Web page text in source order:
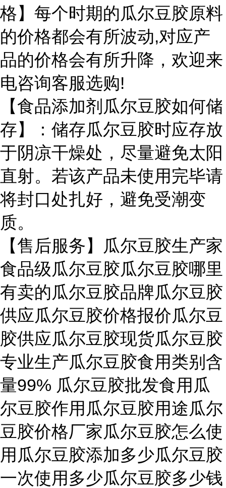
格】每个时期的瓜尔豆胶原料
的价格都会有所波动,对应产
品的价格会有所升降，欢迎来
电咨询客服选购!
【食品添加剂瓜尔豆胶如何储
存】：储存瓜尔豆胶时应存放
于阴凉干燥处，尽量避免太阳
直射。若该产品未使用完毕请
将封口处扎好，避免受潮变
质。
【售后服务】瓜尔豆胶生产家
食品级瓜尔豆胶瓜尔豆胶哪里
有卖的瓜尔豆胶品牌瓜尔豆胶
供应瓜尔豆胶价格报价瓜尔豆
胶供应瓜尔豆胶现货瓜尔豆胶
专业生产瓜尔豆胶食用类别含
量99% 瓜尔豆胶批发食用瓜
尔豆胶作用瓜尔豆胶用途瓜尔
豆胶价格厂家瓜尔豆胶怎么使
用瓜尔豆胶添加多少瓜尔豆胶
一次使用多少瓜尔豆胶多少钱